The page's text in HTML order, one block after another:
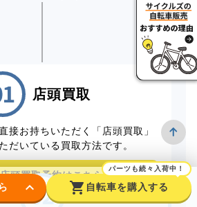
店頭買取
接お持ちいただく「店頭買取」
だいている買取方法です。
店頭買取予約はこちら
keyboard_arrow_down shopping_cart
パーツも続々入荷中！
自転車を購入する